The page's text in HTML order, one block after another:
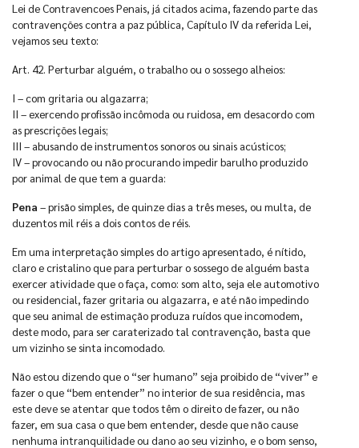
Lei de Contravencoes Penais, já citados acima, fazendo parte das
contravenções contra a paz pública, Capítulo IV da referida Lei,
vejamos seu texto:
Art. 42. Perturbar alguém, o trabalho ou o sossego alheios:
I – com gritaria ou algazarra;
II – exercendo profissão incômoda ou ruidosa, em desacordo com
as prescrições legais;
III – abusando de instrumentos sonoros ou sinais acústicos;
IV – provocando ou não procurando impedir barulho produzido
por animal de que tem a guarda:
Pena – prisão simples, de quinze dias a três meses, ou multa, de
duzentos mil réis a dois contos de réis.
Em uma interpretação simples do artigo apresentado, é nítido,
claro e cristalino que para perturbar o sossego de alguém basta
exercer atividade que o faça, como: som alto, seja ele automotivo
ou residencial, fazer gritaria ou algazarra, e até não impedindo
que seu animal de estimação produza ruídos que incomodem,
deste modo, para ser caraterizado tal contravenção, basta que
um vizinho se sinta incomodado.
Não estou dizendo que o “ser humano” seja proibido de “viver” e
fazer o que “bem entender” no interior de sua residência, mas
este deve se atentar que todos têm o direito de fazer, ou não
fazer, em sua casa o que bem entender, desde que não cause
nenhuma intranquilidade ou dano ao seu vizinho, e o bom senso,